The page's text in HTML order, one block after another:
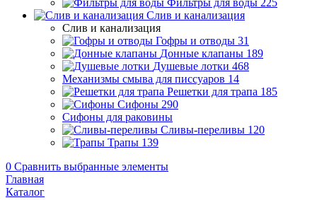
Фильтры для воды 225
Слив и канализация
Слив и канализация
Гофры и отводы 31
Донные клапаны 189
Душевые лотки 468
Механизмы смыва для писсуаров 14
Решетки для трапа 185
Сифоны 290
Сифоны для раковины
Сливы-переливы 120
Трапы 139
0 Сравнить выбранные элементы
Главная
Каталог